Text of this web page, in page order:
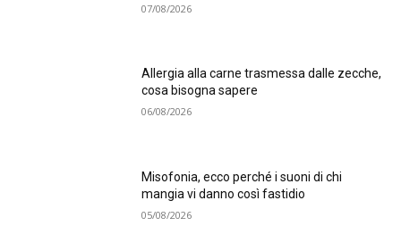
07/08/2026
Allergia alla carne trasmessa dalle zecche,
cosa bisogna sapere
06/08/2026
Misofonia, ecco perché i suoni di chi
mangia vi danno così fastidio
05/08/2026